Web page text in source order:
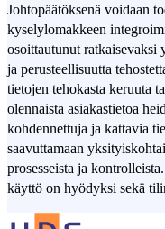
Johtopäätöksenä voidaan
kyselylomakkeen
osoittautunut ratkaisevaksi
ja perusteellisuutta
tietojen tehokasta keruuta
olennaista asiakastietoa
kohdennettuja ja kattavia
saavuttamaan
prosesseista ja
käyttö on hyödyksi sekä